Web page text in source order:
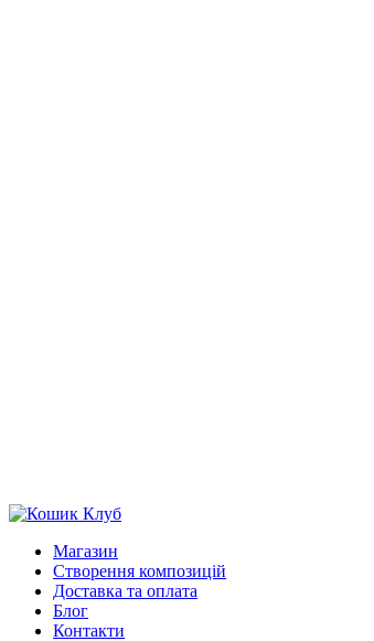
Магазин
Створення композицій
Доставка та оплата
Блог
Контакти